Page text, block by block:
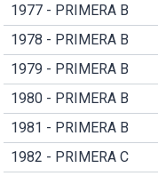
1977 - PRIMERA B
1978 - PRIMERA B
1979 - PRIMERA B
1980 - PRIMERA B
1981 - PRIMERA B
1982 - PRIMERA C